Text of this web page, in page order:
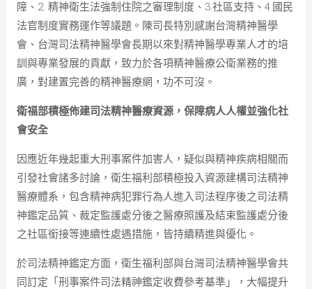
障、2. 精神衛生法強制住院之審理制度、3.社區支持、4.國民
法官制度實務運作等議題。陳司長特別感謝台灣精神醫學
會、台灣司法精神醫學會長期以來對精神醫學專業人才的培
訓與專業發展的貢獻，致力於各項精神醫療公衛業務的推
廣，對建置完善的精神醫療網，功不可沒。
衛福部積極佈建司法精神醫療資源，保障病人人權並強化社
會安全
因應近年幾起重大刑事案件加害人，疑似與精神疾病相關而
引發社會諸多討論，衛生福利部積極投入資源建構司法精神
醫療體系，包含精神病犯罪行為人進入司法程序後之司法精
神鑑定品質、裁定監護處分後之醫療照護及結束監護處分後
之社區銜接等連續性處遇措施，皆持續精進與優化。
於司法精神鑑定方面，衛生福利部與台灣司法精神醫學會共
同訂定「刑事案件司法精神鑑定收費參考基準」，大幅提升